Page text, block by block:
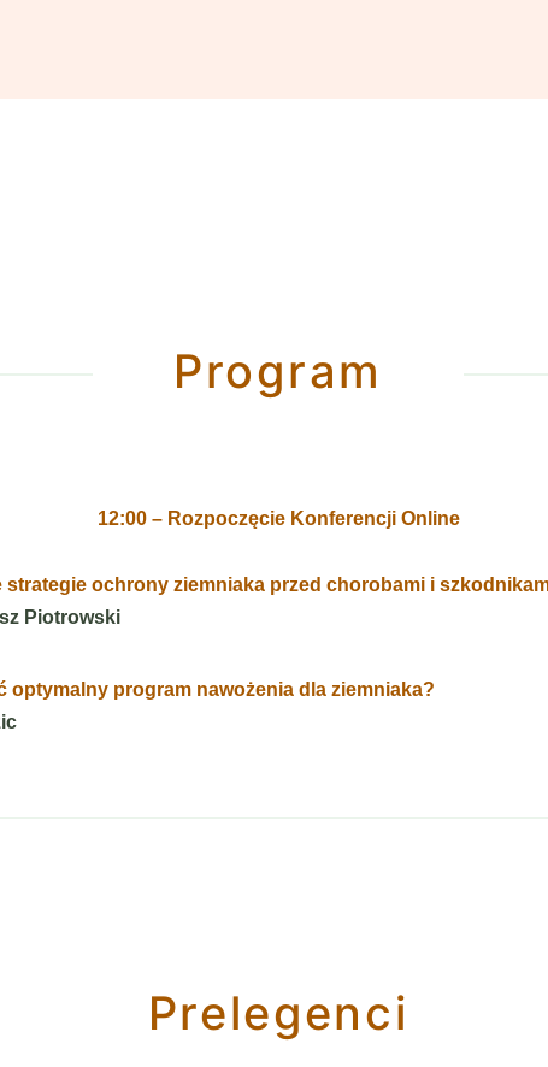
Program
12:00 – Rozpoczęcie Konferencji Online
strategie ochrony ziemniaka przed chorobami i
Piotrowski
optymalny program nawożenia dla ziemniaka?
Prelegenci